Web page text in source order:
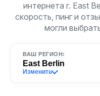
интернета г. East
скорость, пинг и
могли
ВАШ РЕГИОН:
East Berlin
Изменить